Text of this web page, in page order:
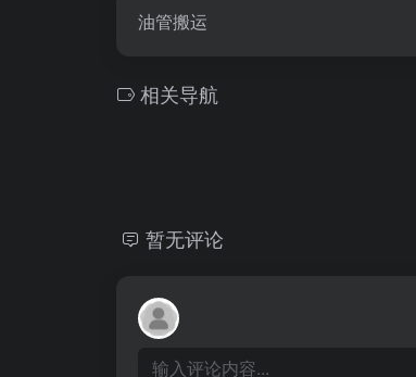
油管搬运
相关导航
暂无评论